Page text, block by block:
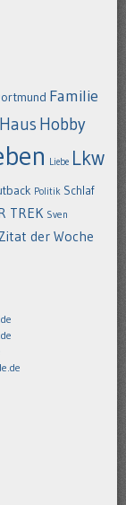
Familie
Haus Hobby
Liebe Lkw
Politik Schlaf
TREK Sven
Zitat der Woche